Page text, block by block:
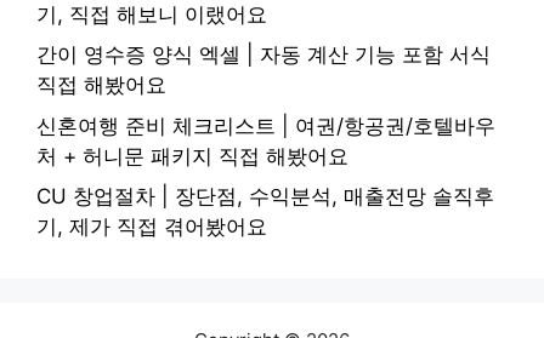
기, 직접 해보니 이랬어요
간이 영수증 양식 엑셀 | 자동 계산 기능 포함 서식
직접 해봤어요
신혼여행 준비 체크리스트 | 여권/항공권/호텔바우
처 + 허니문 패키지 직접 해봤어요
CU 창업절차 | 장단점, 수익분석, 매출전망 솔직후
기, 제가 직접 겪어봤어요